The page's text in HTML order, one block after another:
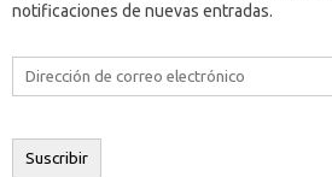
notificaciones de nuevas entradas.
Dirección
electrónico
Suscribir